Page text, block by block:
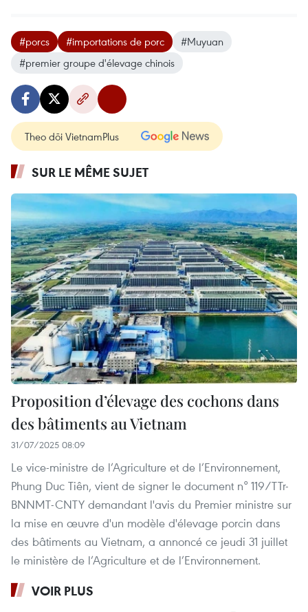
#porcs #importations de porc
#Muyuan
#premier groupe d'élevage chinois
Theo dõi VietnamPlus
SUR LE MÊME SUJET
Proposition d’élevage des cochons dans
des bâtiments au Vietnam
31/07/2025 08:09
Le vice-ministre de l’Agriculture et de l’Environnement,
Phung Duc Tiên, vient de signer le document n° 119/TTr-
BNNMT-CNTY demandant l'avis du Premier ministre sur
la mise en œuvre d'un modèle d'élevage porcin dans
des bâtiments au Vietnam, a annoncé ce jeudi 31 juillet
le ministère de l’Agriculture et de l’Environnement.
VOIR PLUS